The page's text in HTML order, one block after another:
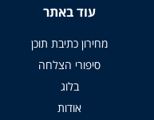
עוד באתר
מחירון כתיבת תוכן
סיפורי הצלחה
בלוג
אודות